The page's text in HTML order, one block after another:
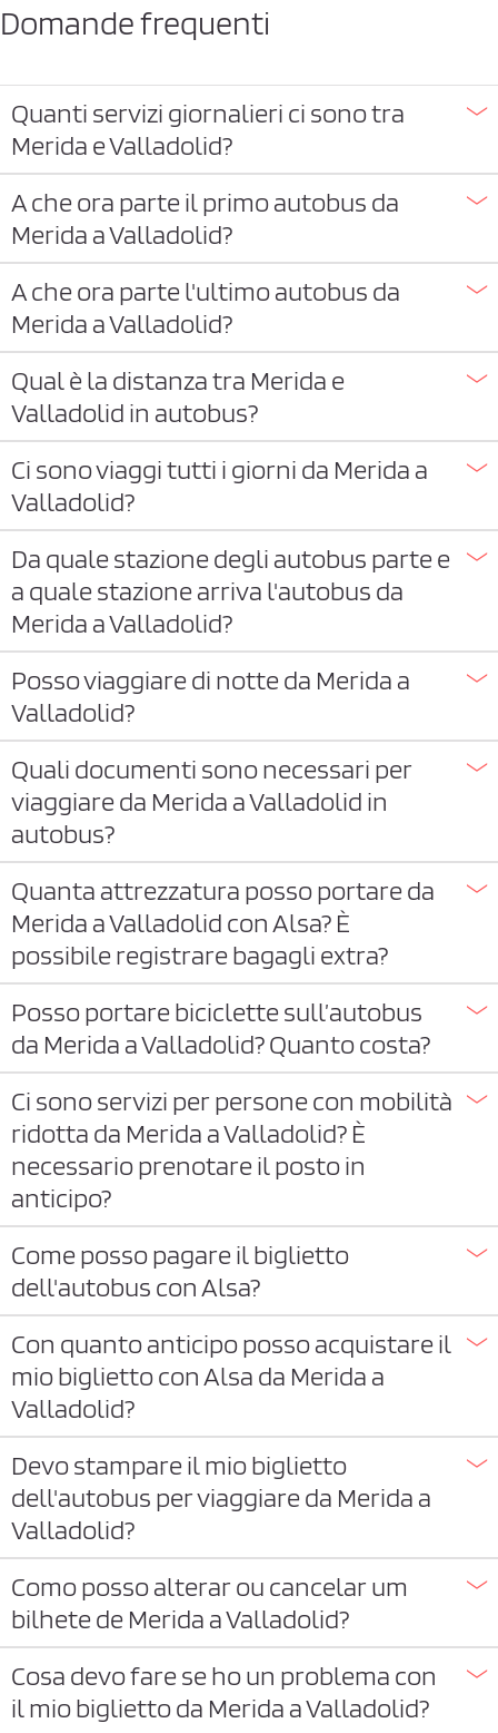
Domande frequenti
Quanti servizi giornalieri ci sono tra
Merida e Valladolid?
A che ora parte il primo autobus da
Merida a Valladolid?
A che ora parte l'ultimo autobus da
Merida a Valladolid?
Qual è la distanza tra Merida e
Valladolid in autobus?
Ci sono viaggi tutti i giorni da Merida a
Valladolid?
Da quale stazione degli autobus parte e
a quale stazione arriva l'autobus da
Merida a Valladolid?
Posso viaggiare di notte da Merida a
Valladolid?
Quali documenti sono necessari per
viaggiare da Merida a Valladolid in
autobus?
Quanta attrezzatura posso portare da
Merida a Valladolid con Alsa? È
possibile registrare bagagli extra?
Posso portare biciclette sull’autobus
da Merida a Valladolid? Quanto costa?
Ci sono servizi per persone con mobilità
ridotta da Merida a Valladolid? È
necessario prenotare il posto in
anticipo?
Come posso pagare il biglietto
dell'autobus con Alsa?
Con quanto anticipo posso acquistare il
mio biglietto con Alsa da Merida a
Valladolid?
Devo stampare il mio biglietto
dell'autobus per viaggiare da Merida a
Valladolid?
Como posso alterar ou cancelar um
bilhete de Merida a Valladolid?
Cosa devo fare se ho un problema con
il mio biglietto da Merida a Valladolid?